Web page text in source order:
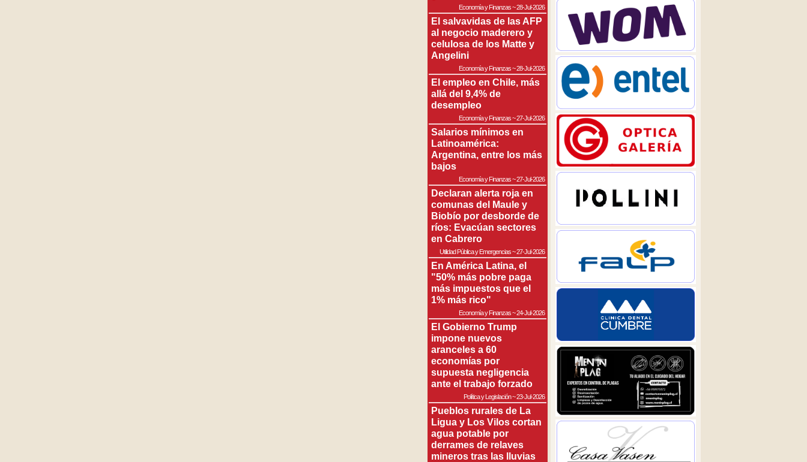
Economía y Finanzas~28-Jul-2026
El salvavidas de las AFP
al negocio maderero y
celulosa de los Matte y
Angelini
Economía y Finanzas~28-Jul-2026
El empleo en Chile, más
allá del 9,4% de
desempleo
Economía y Finanzas~27-Jul-2026
Salarios mínimos en
Latinoamérica:
Argentina, entre los más
bajos
Economía y Finanzas~27-Jul-2026
Declaran alerta roja en
comunas del Maule y
Biobío por desborde de
ríos: Evacúan sectores
en Cabrero
Utilidad Pública y Emergencias~27-Jul-2026
En América Latina, el
"50% más pobre paga
más impuestos que el
1% más rico"
Economía y Finanzas~24-Jul-2026
El Gobierno Trump
impone nuevos
aranceles a 60
economías por
supuesta negligencia
ante el trabajo forzado
Política y Legislación~23-Jul-2026
Pueblos rurales de La
Ligua y Los Vilos cortan
agua potable por
derrames de relaves
mineros tras las lluvias